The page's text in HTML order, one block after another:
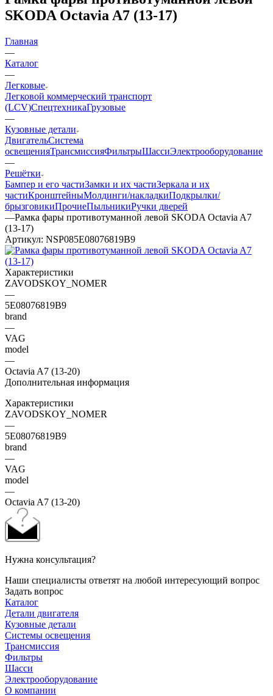
SKODA Octavia A7 (13-17)
Главная
—
Каталог
—
Легковые
Легковой коммерческий транспорт
(LCV)СпецтехникаГрузовые
—
Кузовные детали
ДвигательСистема
освещенияТрансмиссияФильтрыШассиЭлектрооборудование
—
Решётки
Бампер и его частиЗамки и их частиЗеркала и их
частиКронштейныМолдинги/накладкиПодкрылки/
брызговикиПрочиеПыльникиРучки дверей
—Рамка фары противотуманной левой SKODA Octavia A7
(13-17)
Артикул: NSP085E08076819B9
Характеристики
ZAVODSKOY_NOMER
—
5E08076819B9
brand
—
VAG
model
—
Octavia A7 (13-20)
Дополнительная информация
Характеристики
ZAVODSKOY_NOMER
—
5E08076819B9
brand
—
VAG
model
—
Octavia A7 (13-20)
Нужна консультация?
Наши специалисты ответят на любой интересующий вопрос
Задать вопрос
Каталог
Детали двигателя
Кузовные детали
Системы освещения
Трансмиссия
Фильтры
Шасси
Электрооборудование
О компании